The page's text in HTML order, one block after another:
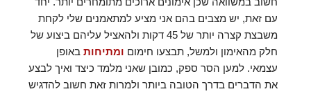
עם זאת, יש מצבים בהם אני מציע למתאמנים שלי לקחת
משבצת קצרה יותר של 45 דקות ולהאציל עליהם ביצוע של
חלק מהאימון ולמשל, תבצעו חימום ומתיחותבאופן
עצמאי. למען הסר ספק, כמובן שאני מלמד כיצד ואיך לבצע
את הדברים בדרך הטובה ביותר ולמרות זאת חשוב להדגיש